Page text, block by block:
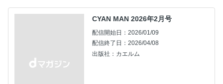
CYAN MAN 2026年2月号
配信開始日：2026/01/09
配信終了日：2026/04/08
出版社：カエルム